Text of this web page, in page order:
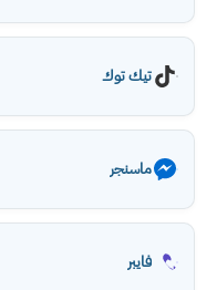
تيك توك
ماسنجر
فايبر